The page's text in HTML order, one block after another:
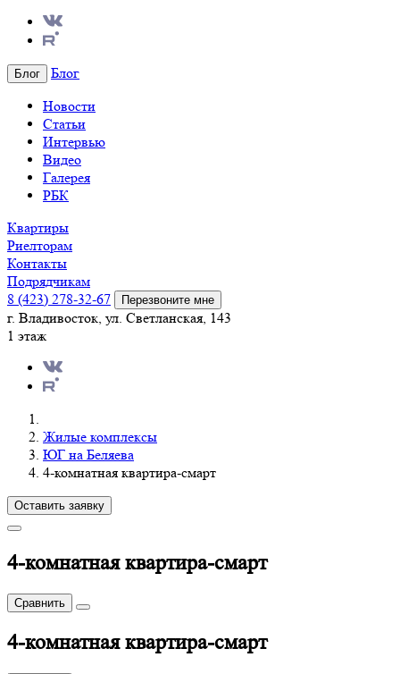
Блог
Блог
Новости
Статьи
Интервью
Видео
Галерея
РБК
Квартиры
Риелторам
Контакты
Подрядчикам
8 (423) 278-32-67
Перезвоните мне
г. Владивосток, ул. Светланская, 143
1 этаж
Жилые комплексы
ЮГ на Беляева
4-комнатная квартира-смарт
Оставить заявку
4-комнатная квартира-смарт
Сравнить
4-комнатная квартира-смарт